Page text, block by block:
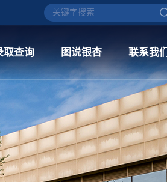
取查询 图说银杏 联系我